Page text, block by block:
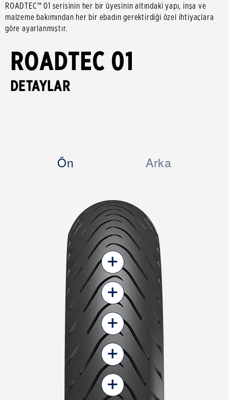
ROADTEC™ 01 serisinin her bir üyesinin altındaki yapı, inşa ve
malzeme bakımından her bir ebadın gerektirdiği özel ihtiyaçlara
göre ayarlanmıştır.
ROADTEC 01
DETAYLAR
Ön Arka
+
+
+
+
+